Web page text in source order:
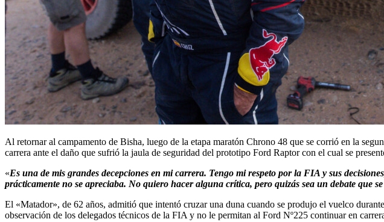
Al retornar al campamento de Bisha, luego de la etapa maratón Chrono 48 que se corrió en la
carrera ante el daño que sufrió la jaula de seguridad del prototipo Ford Raptor con el cual se
«Es una de mis grandes decepciones en mi carrera. Tengo mi respeto por la FIA y sus
prácticamente no se apreciaba. No quiero hacer alguna crítica, pero quizás sea un debate que
El «Matador», de 62 años, admitió que intentó cruzar una duna cuando se produjo el vuelco
observación de los delegados técnicos de la FIA y no le permitan al Ford Nº225 continuar en